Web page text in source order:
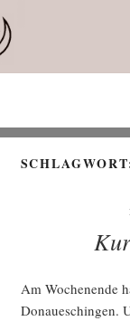
Inhalt
springen
Am Wochen­en­de
Donau­eschin­gen.